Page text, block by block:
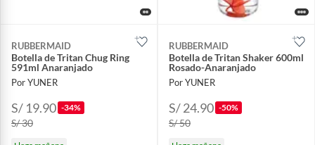
RUBBERMAID
Botella de Tritan Chug Ring
591ml Anaranjado
Por YUNER
S/ 19.90 -34%
S/ 30
RUBBERMAID
Botella de Tritan Shaker 600ml
Rosado-Anaranjado
Por YUNER
S/ 24.90 -50%
S/ 50